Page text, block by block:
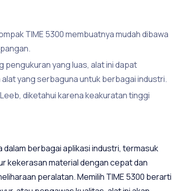
TIME 5300 membuatnya mudah dibawa
pengukuran yang luas, alat ini dapat
yang serbaguna untuk berbagai industri.
diketahui karena keakuratan tinggi
berbagai aplikasi industri, termasuk
kekerasan material dengan cepat dan
peralatan. Memilih TIME 5300 berarti